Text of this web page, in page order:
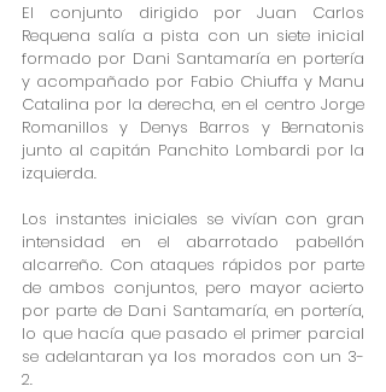
El conjunto dirigido por Juan Carlos
Requena salía a pista con un siete inicial
formado por Dani Santamaría en portería
y acompañado por Fabio Chiuffa y Manu
Catalina por la derecha, en el centro Jorge
Romanillos y Denys Barros y Bernatonis
junto al capitán Panchito Lombardi por la
izquierda.
Los instantes iniciales se vivían con gran
intensidad en el abarrotado pabellón
alcarreño. Con ataques rápidos por parte
de ambos conjuntos, pero mayor acierto
por parte de Dani Santamaría, en portería,
lo que hacía que pasado el primer parcial
se adelantaran ya los morados con un 3-
2.